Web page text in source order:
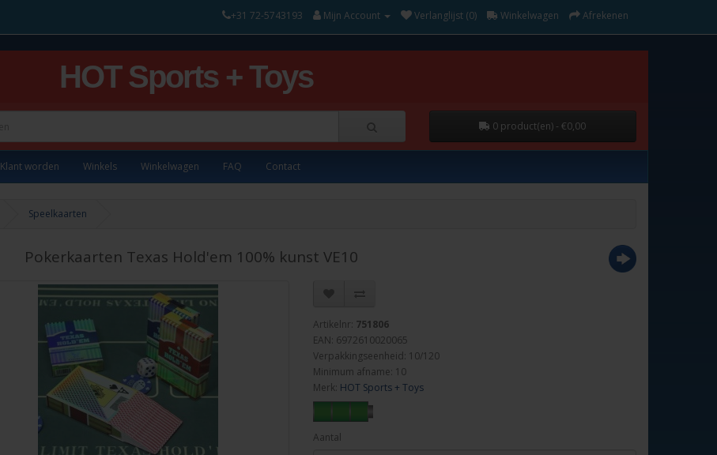
+31 72-5743193 Mijn Account Verlanglijst (0) Winkelwagen Afrekenen
HOT Sports + Toys
0 product(en) - €0,00
Klant worden Winkels Winkelwagen FAQ Contact
Speelkaarten
Pokerkaarten Texas Hold'em 100% kunst VE10
Artikelnr: 751806
EAN: 6972610020065
Verpakkingseenheid: 10/120
Minimum afname: 10
Merk: HOT Sports + Toys
Aantal